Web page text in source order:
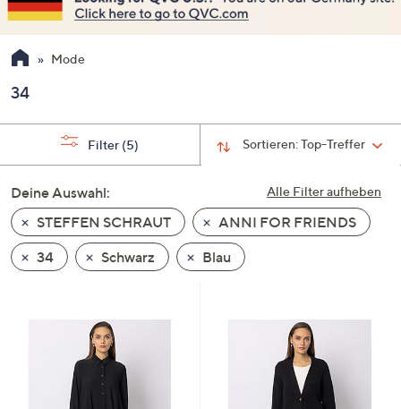
sind,
verwenden
Sie
Pfeiltasten
nach
und
nach
unten
oder
wischen
Sie
Mode
34
Sortieren:Top-Treffer
Filter (5)
Alle Filter aufheben
Deine Auswahl:
STEFFEN SCHRAUT
ANNI FOR FRIENDS
34
Schwarz Blau